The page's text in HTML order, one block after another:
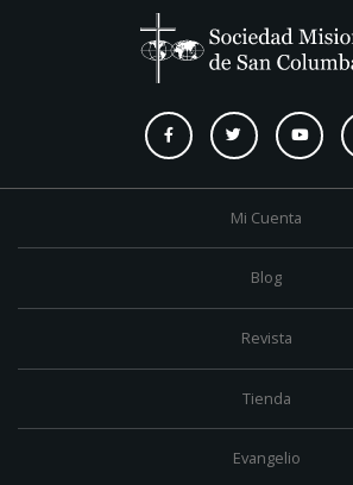
Mi Cuenta
Blog
Revista
Tienda
Evangelio